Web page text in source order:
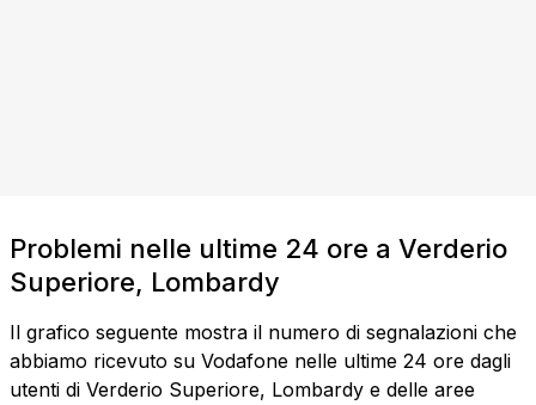
Problemi nelle ultime 24 ore a Verderio
Superiore, Lombardy
Il grafico seguente mostra il numero di segnalazioni che
abbiamo ricevuto su Vodafone nelle ultime 24 ore dagli
utenti di Verderio Superiore, Lombardy e delle aree